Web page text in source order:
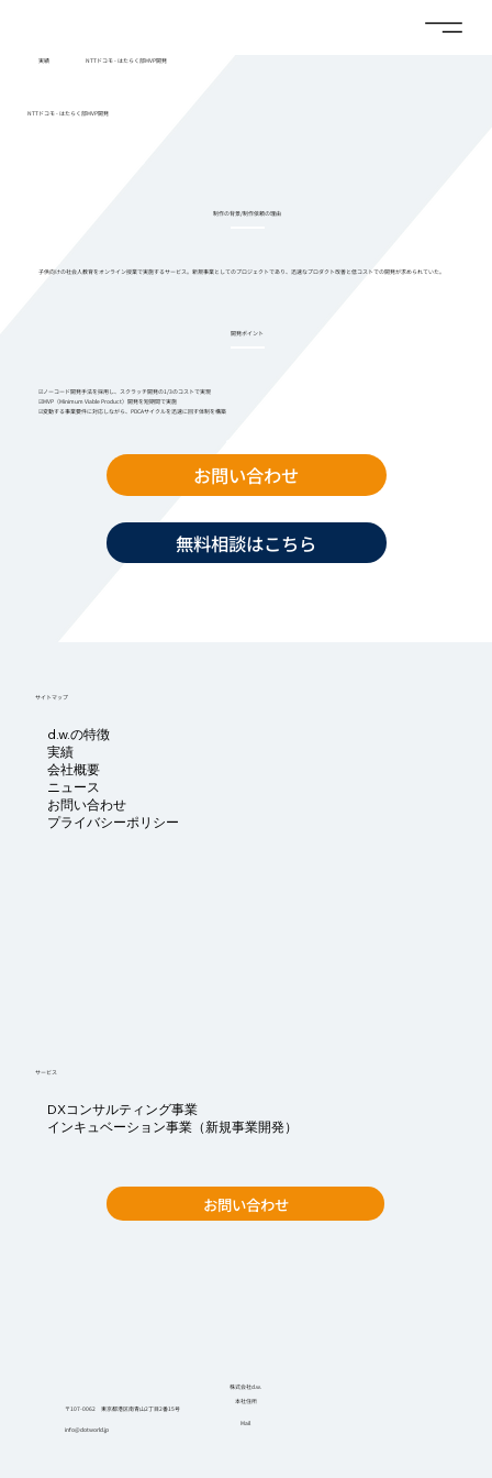
実績 NTTドコモ - はたらく部MVP開発
NTTドコモ - はたらく部MVP開発
制作の背景/制作依頼の理由
子供向けの社会人教育をオンライン授業で実施するサービス。新規事業としてのプロジェクトであり、迅速なプロダクト改善と低コストでの開発が求められていた。
​開発ポイント
☑︎ノーコード開発手法を採用し、スクラッチ開発の1/3のコストで実現
☑︎MVP（Minimum Viable Product）開発を短期間で実施
☑︎変動する事業要件に対応しながら、PDCAサイクルを迅速に回す体制を構築
お問い合わせ
無料相談はこちら
株式会社d.w.
本社住所
〒107-0062 東京都港区南青山2丁目2番15号
Mail
info@dotworld.jp
サイトマップ
d.w.の特徴
実績
会社概要
ニュース
お問い合わせ
プライバシーポリシー
サービス
DXコンサルティング事業
インキュベーション事業（新規事業開発）
お問い合わせ